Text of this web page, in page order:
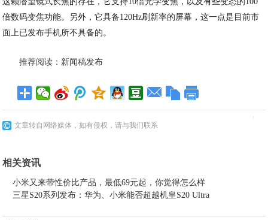
倍数码变焦功能。另外，它具备120Hz刷新率的屏幕，这一点是目前市
面上已发布手机所不具备的。
推荐阅读： 新闻稿发布
文章转自网络媒体，如有侵权，请与我们联系
相关资讯
小米又来带性价比产品，最低69元起，你觉得怎么样
三星S20系列发布：华为、小米能否超越机皇S20 Ultra